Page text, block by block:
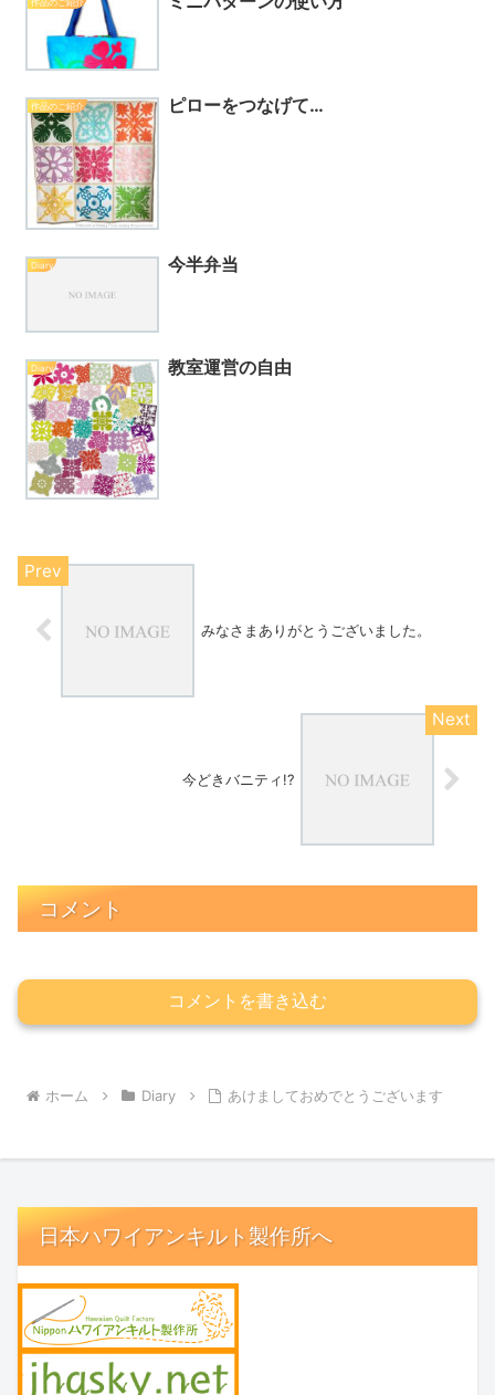
作品のご紹介
作品のご紹介 ピローをつなげて…
Diary 今半弁当
Diary 教室運営の自由
みなさまありがとうございました。
今どきバニティ!?
コメント
コメントを書き込む
ホーム Diary あけましておめでとうございます
日本ハワイアンキルト製作所へ